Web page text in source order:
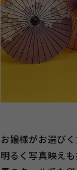
お嬢様がお選び
明るく写真映え